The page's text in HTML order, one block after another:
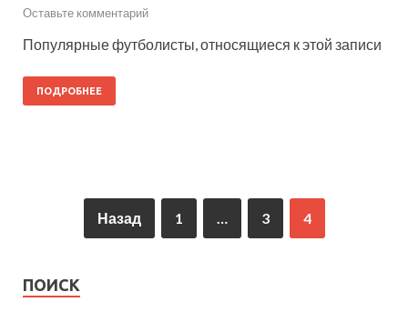
Оставьте комментарий
Популярные футболисты, относящиеся к этой записи
ПОДРОБНЕЕ
Назад 1 … 3 4
ПОИСК